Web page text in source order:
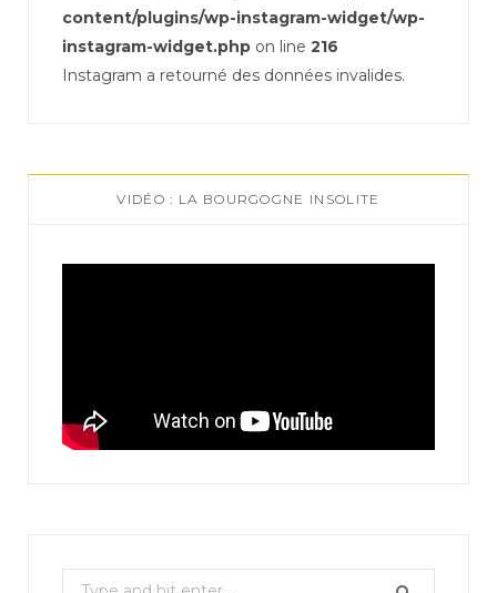
content/plugins/wp-instagram-widget/wp-
instagram-widget.php on line 216
Instagram a retourné des données invalides.
VIDÉO : LA BOURGOGNE INSOLITE